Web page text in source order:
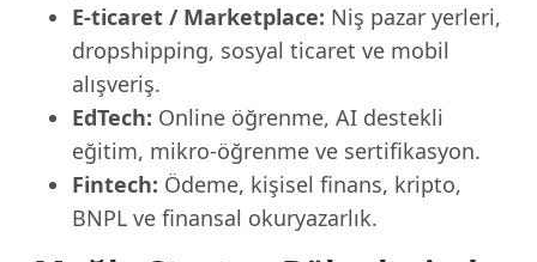
E-ticaret / Marketplace: Niş pazar yerleri,
dropshipping, sosyal ticaret ve mobil
alışveriş.
EdTech: Online öğrenme, AI destekli
eğitim, mikro-öğrenme ve sertifikasyon.
Fintech: Ödeme, kişisel finans, kripto,
BNPL ve finansal okuryazarlık.